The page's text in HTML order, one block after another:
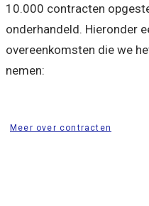
10.000 contracten
onderhandeld. Hieronder
overeenkomsten die we
nemen:
Meer over contracten